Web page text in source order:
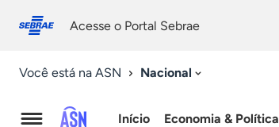
conosco
Acesse o Portal Sebrae
Você está na ASN Nacional
Início Economia & Política